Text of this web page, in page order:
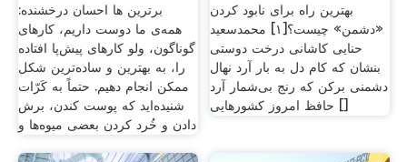
برترین ها احسان درخشنده:
همه‌ی ما دوست داریم، کارهای
گوناگون، ولو کارهای پیش‌پا افتاده
را، به بهترین و ساده‌ترین شکل
ممکن انجام دهیم. حتماً به کَرّات
شنیده‌اید که پوست کندن، برش
دادن و خُرد کردن بعضی میوه‌ها و
بهترین راه برای نابود کردن
«دشمن» چیست؟[۱] محمدسعید
حنایی کاشانی درخت دوستی
بنشان که کام دل به بار آرد نهال
دشمنی برکن که رنج بی‌شمار آرد
حافظ امروز کشورهایی []